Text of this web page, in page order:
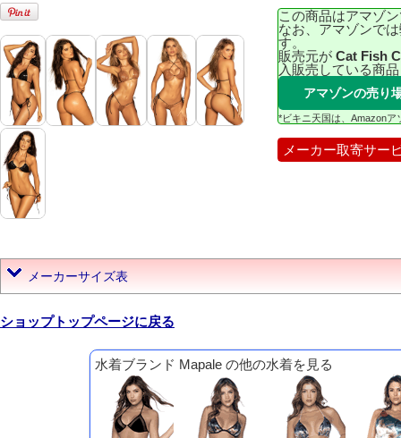
この商品はアマゾ
なお、アマゾンで
す。
販売元が Cat Fish
入販売している商
アマゾンの売り
*ビキニ天国は、Amazon
メーカー取寄サー
メーカーサイズ表
ショップトップページに戻る
水着ブランド Mapale の他の水着を見る